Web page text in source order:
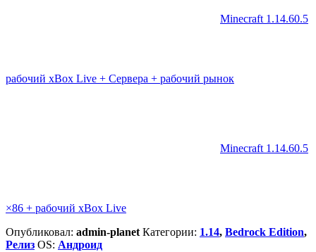
Minecraft 1.14.60.5
рабочий xBox Live + Сервера + рабочий рынок
Minecraft 1.14.60.5
×86 + рабочий xBox Live
Опубликовал: admin-planet Категории: 1.14, Bedrock Edition,
Релиз ОS: Андроид